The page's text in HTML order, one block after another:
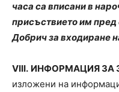
часа са вписани в
присъствието им пред
Добрич за входиране
VІIІ. ИНФОРМАЦИЯ ЗА
изложени на